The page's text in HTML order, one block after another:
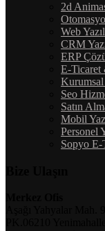
2d
Web
CRM
ERP
E-Ticaret
Kurumsal
Seo
Satın
Mobil
Personel
Sopyo E-